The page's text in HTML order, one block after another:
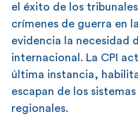
el éxito de los
crímenes de guerra en
evidencia la necesidad
internacional. La CPI
última instancia,
escapan de los
regionales.